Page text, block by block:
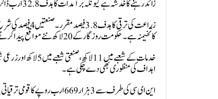
زائد رہنے کا خدشہ ہے کیونکہ برآمدات کا ہدف 32.8 ارب ڈالر مقرر کیا گیا ہے جبکہ درآمدات کا تخمینہ 70 ارب ڈالر لگایا گیا ہے۔
کا تخیمنہ ہے۔حکومت روزگار کے 20 لاکھ نئے مواقع پیدا کرنے کیلئے پرعزم ہے۔
اہداف کی منظوری بھی دے چکی ہے۔
این ای سی کی طرف سے 3 ہزار 669 ارب روپے کا قومی ترقیاتی پلان بھی منظور کیا جاچکا ہے وفاقی پی ایس ڈی پی کا حجم 1000 ارب روپے۔